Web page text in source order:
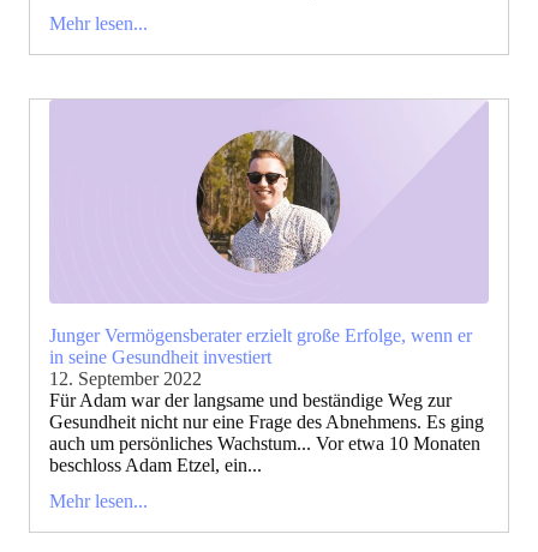
Mehr lesen...
Junger Vermögensberater erzielt große Erfolge, wenn er
in seine Gesundheit investiert
12. September 2022
Für Adam war der langsame und beständige Weg zur
Gesundheit nicht nur eine Frage des Abnehmens. Es ging
auch um persönliches Wachstum... Vor etwa 10 Monaten
beschloss Adam Etzel, ein...
Mehr lesen...